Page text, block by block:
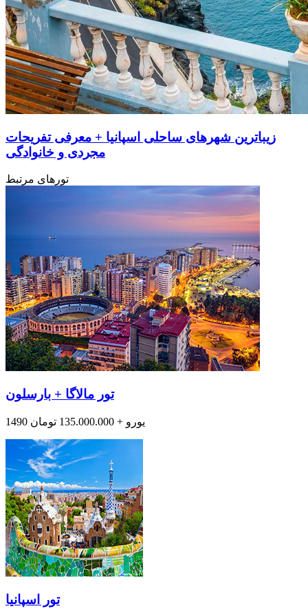
زیباترین شهرهای ساحلی اسپانیا + معرفی تفریحات
مجردی و خانوادگی
تورهای مرتبط
تور مالاگا + بارسلون
1490 یورو + 135.000.000 تومان
تور اسپانیا